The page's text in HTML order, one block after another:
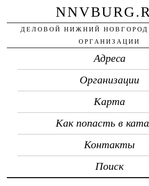
ДЕЛОВОЙ НИЖНИЙ НОВГОРОД
ОРГАНИЗАЦИИ
Адреса
Организации
Карта
Как попасть в
Контакты
Поиск